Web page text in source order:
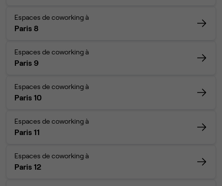
Espaces de coworking à
Paris 8
Espaces de coworking à
Paris 9
Espaces de coworking à
Paris 10
Espaces de coworking à
Paris 11
Espaces de coworking à
Paris 12